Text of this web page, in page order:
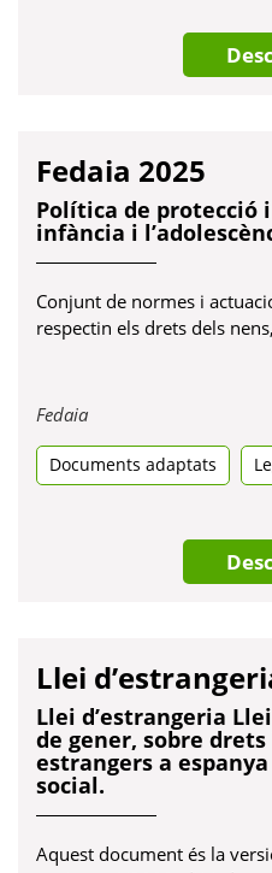
Fedaia 2025
Política de protecció
infància i
Conjunt de normes i
respectin els drets dels
FedaiaObre
en
una
pestanya
Documents adaptats
Llei
Llei d’estrangeria
de gener, sobre
estrangers a
social.
Aquest document és la